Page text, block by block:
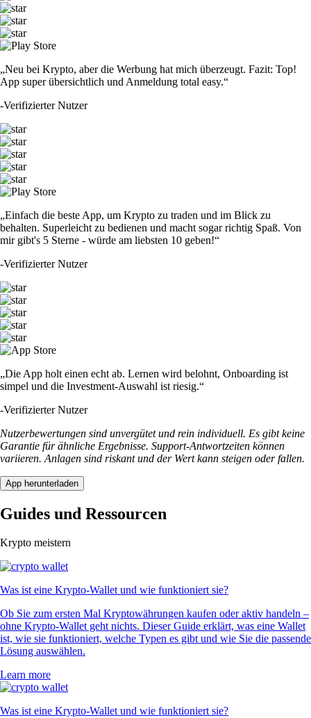
„Neu bei Krypto, aber die Werbung hat mich überzeugt. Fazit: Top!
App super übersichtlich und Anmeldung total easy.“
-Verifizierter Nutzer
„Einfach die beste App, um Krypto zu traden und im Blick zu
behalten. Superleicht zu bedienen und macht sogar richtig Spaß. Von
mir gibt's 5 Sterne - würde am liebsten 10 geben!“
-Verifizierter Nutzer
„Die App holt einen echt ab. Lernen wird belohnt, Onboarding ist
simpel und die Investment-Auswahl ist riesig.“
-Verifizierter Nutzer
Nutzerbewertungen sind unvergütet und rein individuell. Es gibt keine
Garantie für ähnliche Ergebnisse. Support-Antwortzeiten können
variieren. Anlagen sind riskant und der Wert kann steigen oder fallen.
App herunterladen
Guides und Ressourcen
Krypto meistern
Was ist eine Krypto-Wallet und wie funktioniert sie?
Ob Sie zum ersten Mal Kryptowährungen kaufen oder aktiv handeln –
ohne Krypto-Wallet geht nichts. Dieser Guide erklärt, was eine Wallet
ist, wie sie funktioniert, welche Typen es gibt und wie Sie die passende
Lösung auswählen.
Learn more
Was ist eine Krypto-Wallet und wie funktioniert sie?